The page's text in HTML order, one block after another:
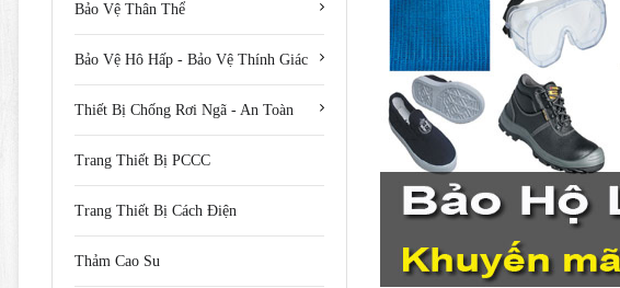
Bảo Vệ Thân Thể
Bảo Vệ Hô Hấp - Bảo Vệ Thính Giác
Thiết Bị Chống Rơi Ngã - An Toàn
Trang Thiết Bị PCCC
Trang Thiết Bị Cách Điện
Thảm Cao Su